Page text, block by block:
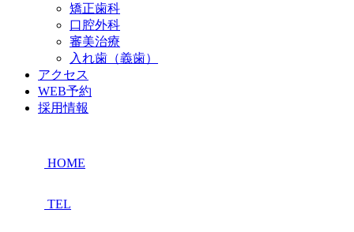
矯正歯科
口腔外科
審美治療
入れ歯（義歯）
アクセス
WEB予約
採用情報
HOME
TEL